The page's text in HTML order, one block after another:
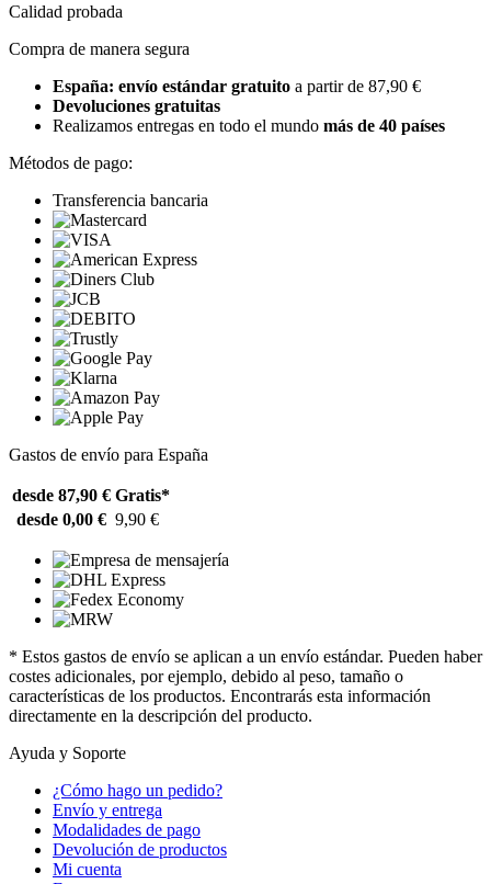
Calidad probada
Compra de manera segura
España: envío estándar gratuito a partir de 87,90 €
Devoluciones gratuitas
Realizamos entregas en todo el mundo más de 40 países
Métodos de pago:
Transferencia bancaria
Gastos de envío para España
desde 87,90 € Gratis*
desde 0,00 € 9,90 €
* Estos gastos de envío se aplican a un envío estándar. Pueden haber
costes adicionales, por ejemplo, debido al peso, tamaño o
características de los productos. Encontrarás esta información
directamente en la descripción del producto.
Ayuda y Soporte
¿Cómo hago un pedido?
Envío y entrega
Modalidades de pago
Devolución de productos
Mi cuenta